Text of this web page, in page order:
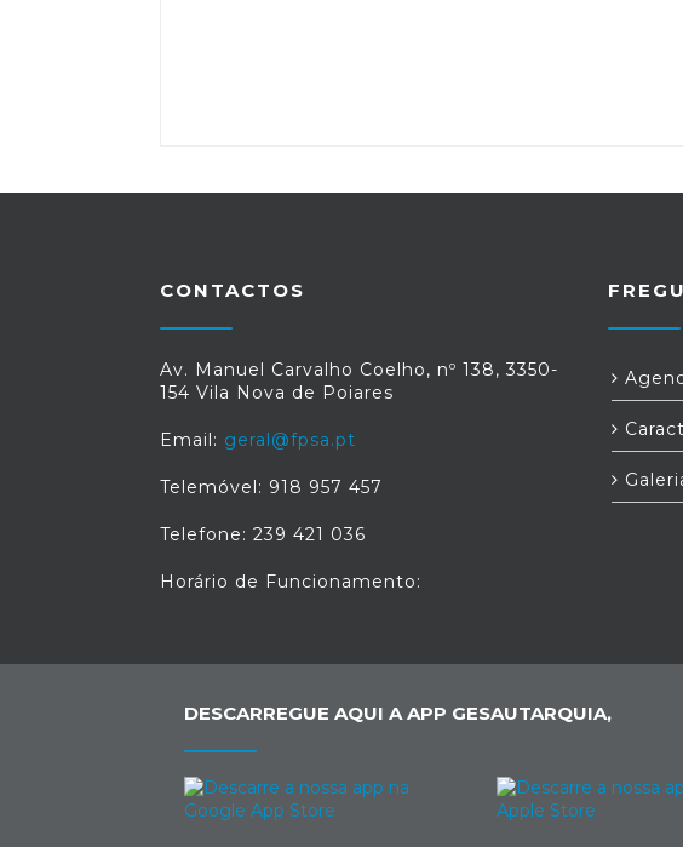
CONTACTOS
Av. Manuel Carvalho Coelho, nº 138, 3350-
154 Vila Nova de Poiares
Email: geral@fpsa.pt
Telemóvel: 918 957 457
Telefone: 239 421 036
Horário de Funcionamento:
DESCARREGUE AQUI A APP GESAUTARQUIA,